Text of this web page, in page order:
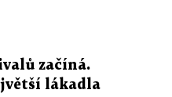
začíná.
lákadla